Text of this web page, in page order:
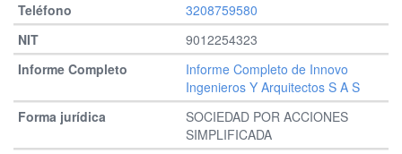
3208759580
9012254323
Informe Completo de Innovo
Ingenieros Y Arquitectos S A S
SOCIEDAD POR ACCIONES
SIMPLIFICADA